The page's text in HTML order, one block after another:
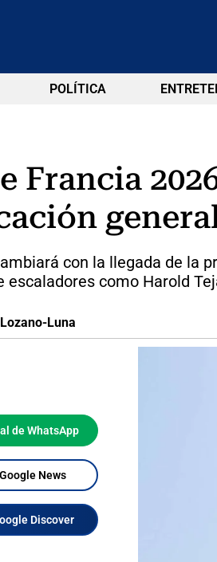
POLÍTICA
Francia
con la llegada de la
escaladores como Harold
Luna
de WhatsApp
News
Discover